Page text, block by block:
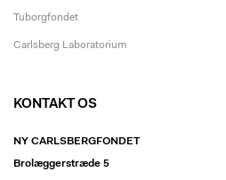
Tuborgfondet
Carlsberg Laboratorium
KONTAKT OS
NY CARLSBERGFONDET
Brolæggerstræde 5